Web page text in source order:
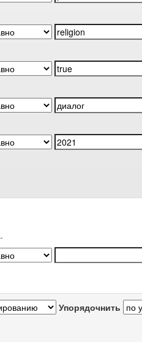
Упорядочнить